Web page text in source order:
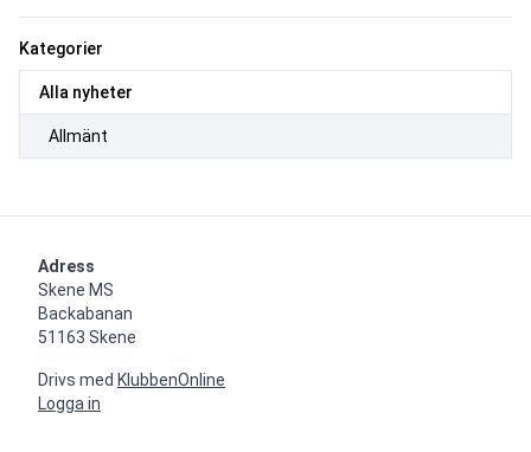
Kategorier
Alla nyheter
Allmänt
Adress
Skene MS
Backabanan
51163 Skene
Drivs med KlubbenOnline
Logga in